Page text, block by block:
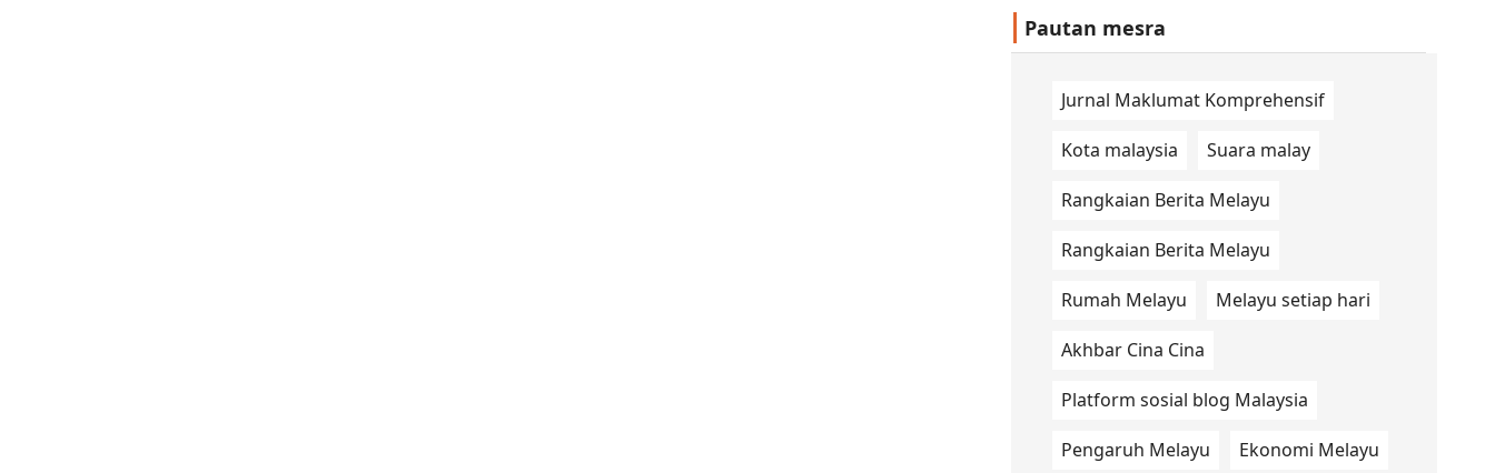
Pautan mesra
Jurnal Maklumat Komprehensif
Kota malaysia Suara malay
Rangkaian Berita Melayu
Rangkaian Berita Melayu
Rumah Melayu Melayu setiap hari
Akhbar Cina Cina
Platform sosial blog Malaysia
Pengaruh Melayu Ekonomi Melayu